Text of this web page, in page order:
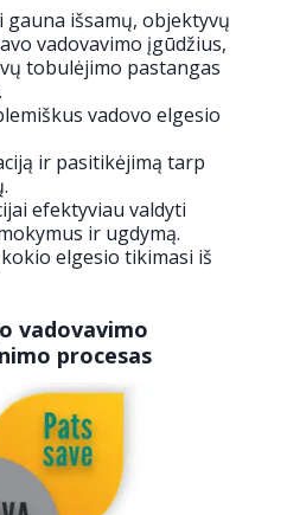
gauna išsamų, objektyvų
vadovavimo įgūdžius,
tobulėjimo pastangas
vadovo elgesio
ir pasitikėjimą tarp
efektyviau valdyti
ir ugdymą.
elgesio tikimasi iš
vadovavimo
procesas